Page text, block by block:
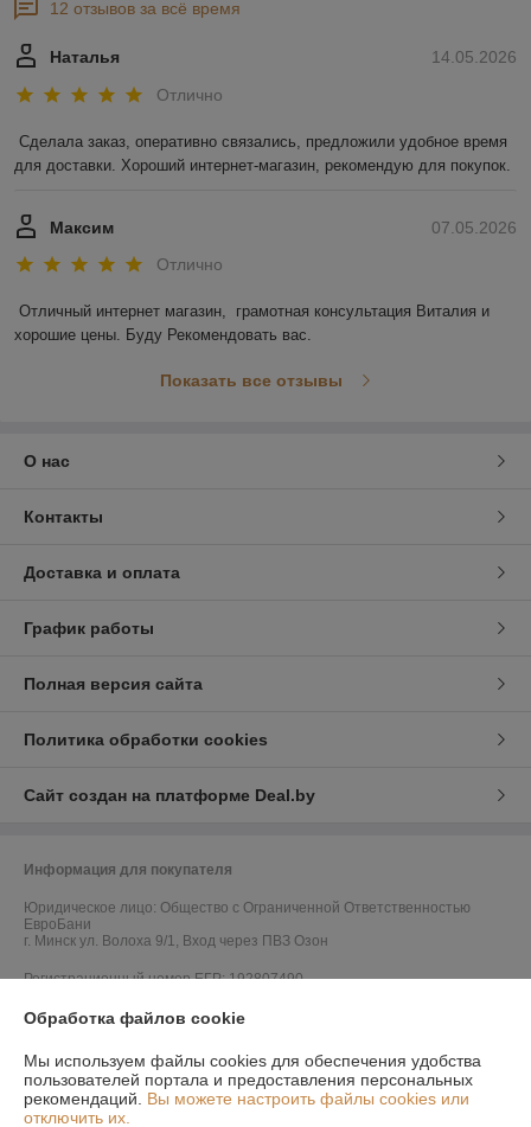
12 отзывов за всё время
14.05.2026
Наталья
Отлично
Сделала заказ, оперативно связались, предложили удобное время
для доставки. Хороший интернет-магазин, рекомендую для покупок.
07.05.2026
Максим
Отлично
Отличный интернет магазин,  грамотная консультация Виталия и
хорошие цены. Буду Рекомендовать вас.
Показать все отзывы
О нас
Контакты
Доставка и оплата
График работы
Полная версия сайта
Политика обработки cookies
Сайт создан на платформе Deal.by
Информация для покупателя
Юридическое лицо: Общество с Ограниченной Ответственностью
ЕвроБани
г. Минск ул. Волоха 9/1, Вход через ПВЗ Озон
Регистрационный номер ЕГР: 192807490
УНП: 192807490
Регистрационный орган: Мингорисполком
Дата регистрации компании: 27.04.2017
Обработка файлов cookie
Мы используем файлы cookies для обеспечения удобства
пользователей портала и предоставления персональных
рекомендаций. Вы можете настроить файлы cookies или
отключить их.